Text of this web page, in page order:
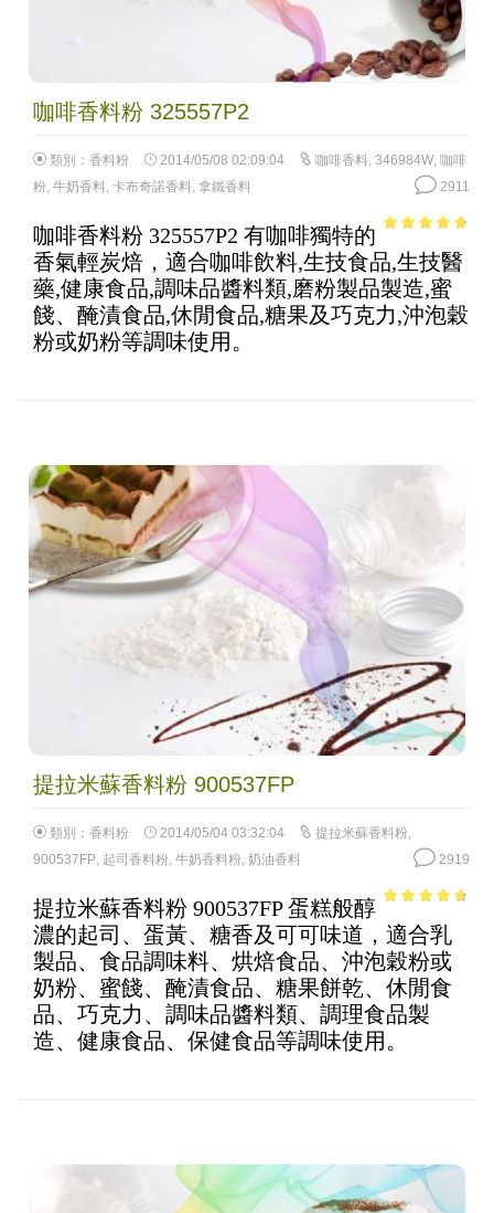
咖啡香料粉 325557P2
類別： 香料粉 2014/05/08 02:09:04 咖啡香料 346984W, 咖啡
粉, 牛奶香料 卡布奇諾香料 拿鐵香料 2911
5
咖啡香料粉 325557P2 有咖啡獨特的
香氣輕炭焙，適合咖啡飲料,生技食品,生技醫
藥,健康食品,調味品醬料類,磨粉製品製造,蜜
餞、醃漬食品,休閒食品,糖果及巧克力,沖泡穀
粉或奶粉等調味使用。
提拉米蘇香料粉 900537FP
類別： 香料粉 2014/05/04 03:32:04 提拉米蘇香料粉,
900537FP, 起司香料粉, 牛奶香料粉, 奶油香料 2919
5
提拉米蘇香料粉 900537FP 蛋糕般醇
濃的起司、蛋黃、糖香及可可味道，適合乳
製品、食品調味料、烘焙食品、沖泡穀粉或
奶粉、蜜餞、醃漬食品、糖果餅乾、休閒食
品、巧克力、調味品醬料類、調理食品製
造、健康食品、保健食品等調味使用。